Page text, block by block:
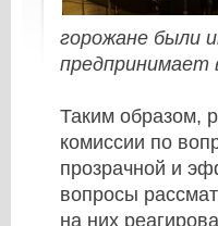
горожане были
предпринимает
Таким образом,
комиссии по
прозрачной и
вопросы
на них